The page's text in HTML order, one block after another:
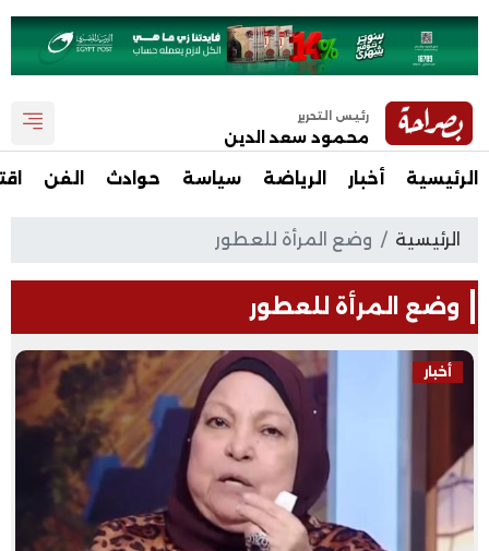
رئيس التحرير
محمود سعد الدين
الرئيسية أخبار الرياضة سياسة حوادث الفن
الرئيسية وضع المرأة للعطور
وضع المرأة للعطور
أخبار